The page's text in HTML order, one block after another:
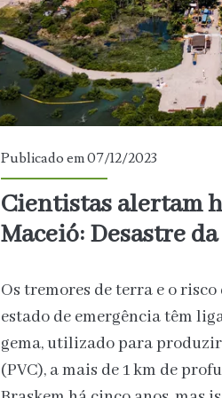
caatinga
intacta
no
RN
Publicado em 07/12/2023
Cientistas alertam
Maceió: Desastre
Os tremores de terra e o
estado de emergência têm
gema, utilizado para
(PVC), a mais de 1 km de